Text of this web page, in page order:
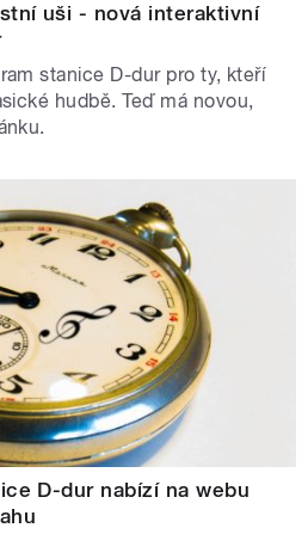
uši - nová interaktivní
stanice D-dur pro ty, kteří
hudbě. Teď má novou,
D-dur nabízí na webu